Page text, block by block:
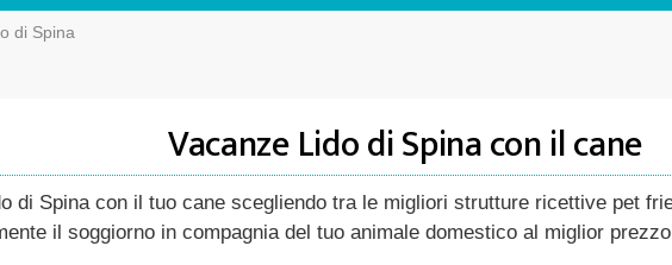
di Spina
Vacanze Lido di Spina con il cane
di Spina con il tuo cane scegliendo tra le migliori strutture ricettive pet
il soggiorno in compagnia del tuo animale domestico al miglior